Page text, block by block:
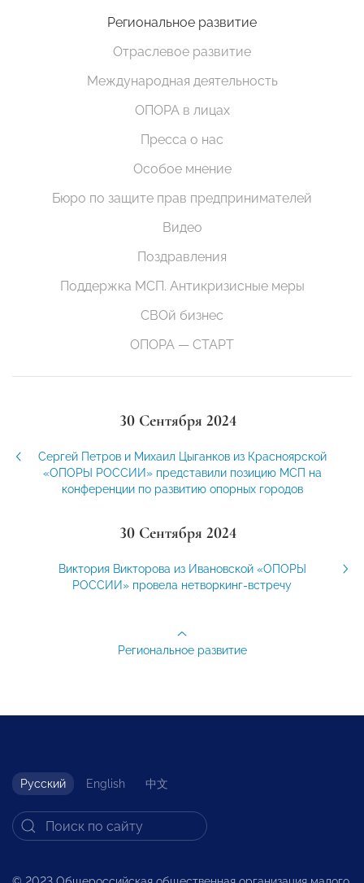
Региональное развитие
Отраслевое развитие
Международная деятельность
ОПОРА в лицах
Пресса о нас
Особое мнение
Бюро по защите прав предпринимателей
Видео
Поздравления
Поддержка МСП. Антикризисные меры
СВОй бизнес
ОПОРА — СТАРТ
30 Сентября 2024
Сергей Петров и Михаил Цыганков из Красноярской
«ОПОРЫ РОССИИ» представили позицию МСП на
конференции по развитию опорных городов
30 Сентября 2024
Виктория Викторова из Ивановской «ОПОРЫ
РОССИИ» провела нетворкинг-встречу
Региональное развитие
Русский English 中文